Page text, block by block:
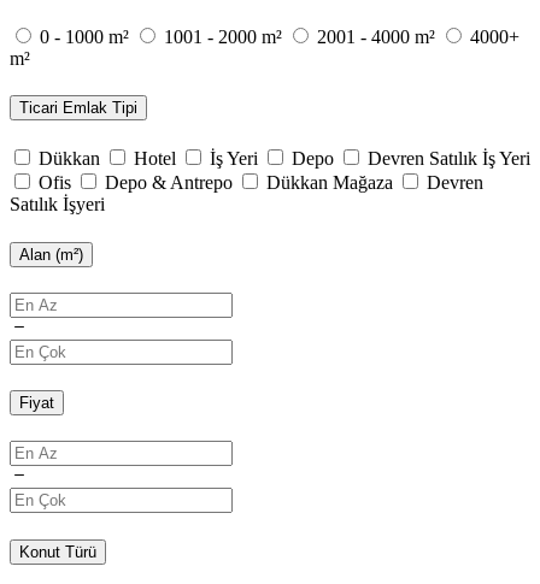
0 - 1000 m² 1001 - 2000 m² 2001 - 4000 m²
4000+
m²
Ticari Emlak Tipi
Dükkan Hotel İş Yeri Depo
Devren Satılık İş Yeri
Ofis
Depo & Antrepo Dükkan Mağaza
Devren
Satılık İşyeri
Alan (m²)
Fiyat
Konut Türü